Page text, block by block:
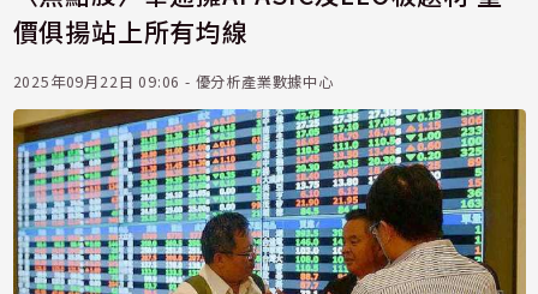
價俱揚站上所有均線
2025年09月22日 09:06 - 優分析產業數據中心